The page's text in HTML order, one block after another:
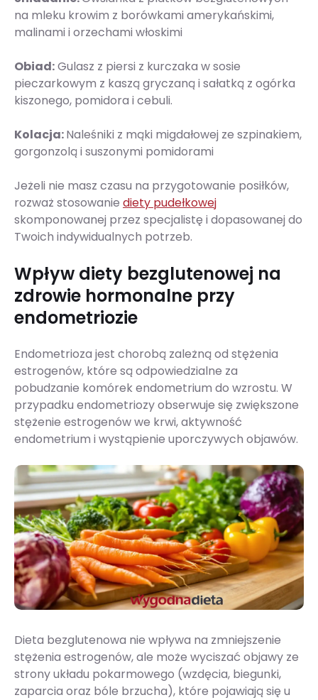
na mleku krowim z borówkami amerykańskimi,
malinami i orzechami włoskimi
Obiad:Gulasz z piersi z kurczaka w sosie
pieczarkowym z kaszą gryczaną i sałatką z ogórka
kiszonego, pomidora i cebuli.
Kolacja:Naleśniki z mąki migdałowej ze szpinakiem,
gorgonzolą i suszonymi pomidorami
Jeżeli nie masz czasu na przygotowanie posiłków,
rozważ stosowanie diety pudełkowej
skomponowanej przez specjalistę i dopasowanej do
Twoich indywidualnych potrzeb.
Wpływ diety bezglutenowej na
zdrowie hormonalne przy
endometriozie
Endometrioza jest chorobą zależną od stężenia
estrogenów, które są odpowiedzialne za
pobudzanie komórek endometrium do wzrostu. W
przypadku endometriozy obserwuje się zwiększone
stężenie estrogenów we krwi, aktywność
endometrium i wystąpienie uporczywych objawów.
Dieta bezglutenowa nie wpływa na zmniejszenie
stężenia estrogenów, ale może wyciszać objawy ze
strony układu pokarmowego (wzdęcia, biegunki,
zaparcia oraz bóle brzucha), które pojawiają się u